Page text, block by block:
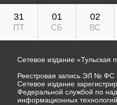
31
ПТ
01
СБ
02
ВС
Сетевое издание «Тульская
Реестровая запись ЭЛ № ФС
Сетевое издание
Федеральной службой по
информационных